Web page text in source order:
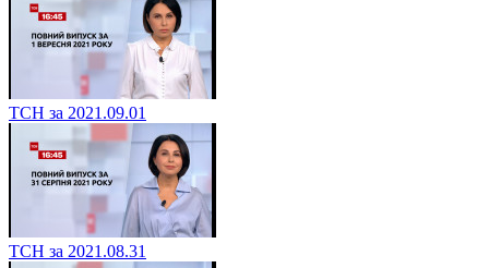
ТСН за 2021.09.01
ТСН за 2021.08.31